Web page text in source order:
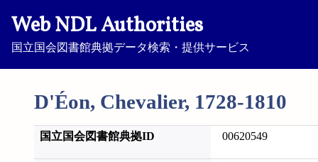
Web NDL Authorities
国立国会図書館典拠データ検索・提供サービス
D'Éon, Chevalier, 1728-1810
国立国会図書館典拠ID 00620549